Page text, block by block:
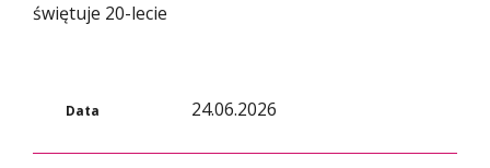
świętuje 20-lecie
Data 24.06.2026